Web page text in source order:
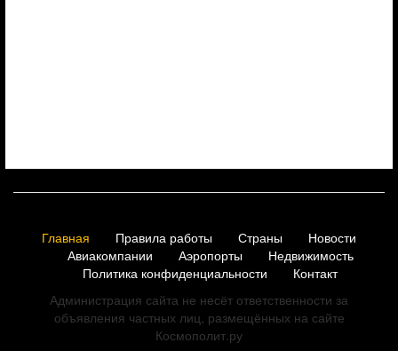
Главная Правила работы Страны
Новости
Авиакомпании
Аэропорты
Недвижимость
Политика конфиденциальности
Контакт
Администрация сайта не несёт ответственности за
объявления частных лиц, размещённых на сайте
Космополит.ру